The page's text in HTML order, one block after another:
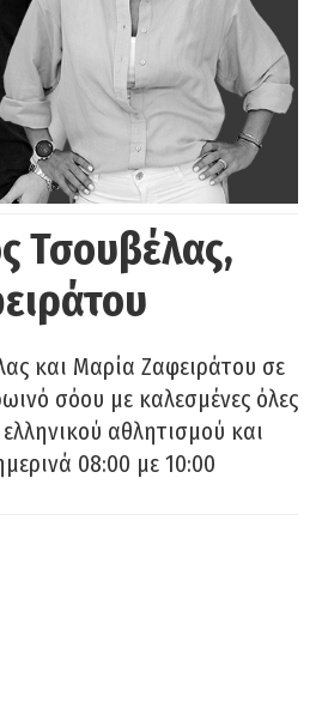
Τσουβέλας,
και Μαρία Ζαφειράτου σε
σόου με καλεσμένες όλες
αθλητισμού και
08:00 με 10:00